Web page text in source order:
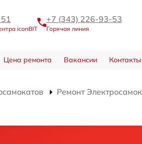
iconBIT
+7 (343) 226-93-53
Горячая линия
Цена ремонта Вакансии Контакты
Ремонт